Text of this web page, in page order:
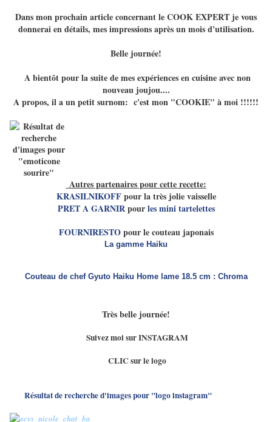
Dans mon prochain article concernant le COOK EXPERT je vous
donnerai en détails, mes impressions après un mois d'utilisation.
Belle journée!
A bientôt pour la suite de mes expériences en cuisine avec non
nouveau joujou....
A propos, il a un petit surnom: c'est mon "COOKIE" à moi !!!!!!
Autres partenaires pour cette recette:
KRASILNIKOFFpour la très jolie vaisselle
PRET A GARNIRpourles mini tartelettes
FOURNIRESTOpour le couteau japonais
La gamme Haiku
Couteau de chef Gyuto Haiku Home lame 18.5 cm : Chroma
Très belle journée!
Suivez moi sur INSTAGRAM
CLIC sur le logo